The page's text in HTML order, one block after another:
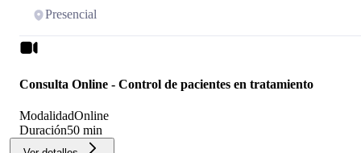
Presencial
Consulta Online - Control de pacientes en tratamiento
ModalidadOnline
Duración50 min